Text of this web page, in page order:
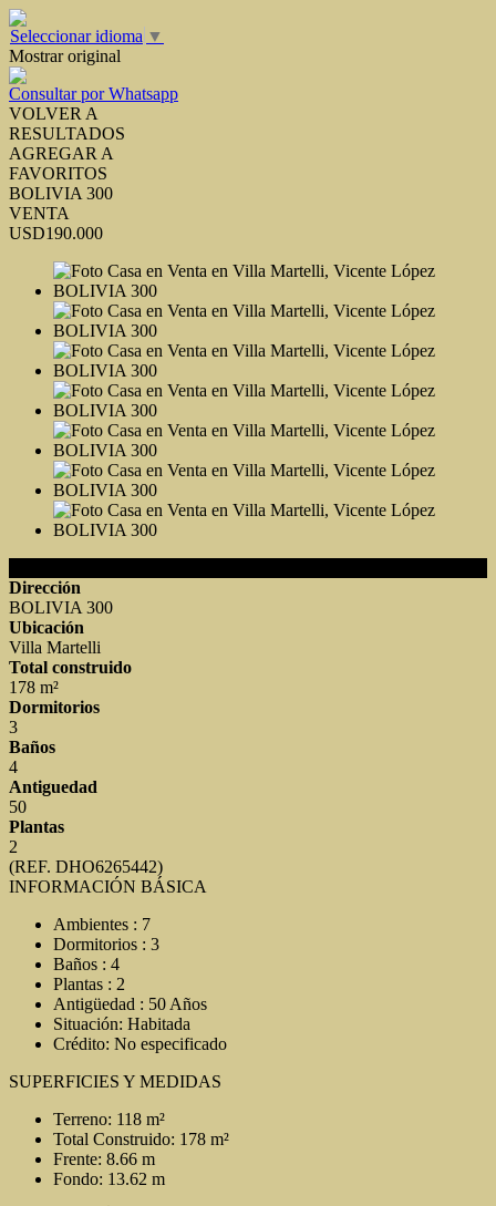
Seleccionar idioma ▼
Mostrar original
Consultar por Whatsapp
VOLVER A
RESULTADOS
AGREGAR A
FAVORITOS
BOLIVIA 300
VENTA
USD190.000
Dirección
BOLIVIA 300
Ubicación
Villa Martelli
Total construido
178 m²
Dormitorios
3
Baños
4
Antiguedad
50
Plantas
2
(REF. DHO6265442)
INFORMACIÓN BÁSICA
Ambientes : 7
Dormitorios : 3
Baños : 4
Plantas : 2
Antigüedad : 50 Años
Situación: Habitada
Crédito: No especificado
SUPERFICIES Y MEDIDAS
Terreno: 118 m²
Total Construido: 178 m²
Frente: 8.66 m
Fondo: 13.62 m